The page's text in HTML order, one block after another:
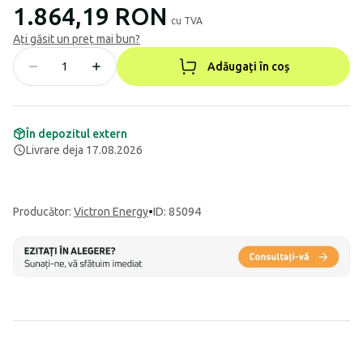
1.864,19 RON cu TVA
Ați găsit un preț mai bun?
Adăugați în coș
În depozitul extern
Livrare deja 17.08.2026
Producător: Victron Energy•ID: 85094